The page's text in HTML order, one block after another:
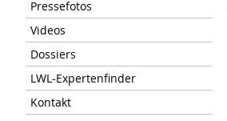
Pressefotos
Videos
Dossiers
LWL-Expertenfinder
Kontakt